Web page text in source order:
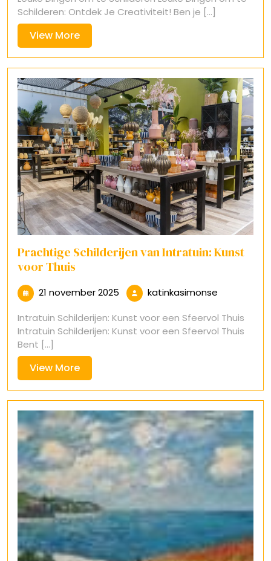
Schilderen: Ontdek Je Creativiteit! Ben je [...]
View MoreView
More
Prachtige Schilderijen van Intratuin: Kunst
voor Thuis
21 november 2025
november
2025
katinkasimonse
Intratuin Schilderijen: Kunst voor een Sfeervol Thuis
Intratuin Schilderijen: Kunst voor een Sfeervol Thuis
Bent [...]
View MoreView
More